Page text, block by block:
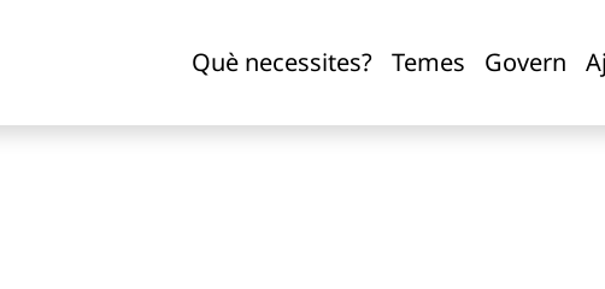
Què necessites? Temes Govern